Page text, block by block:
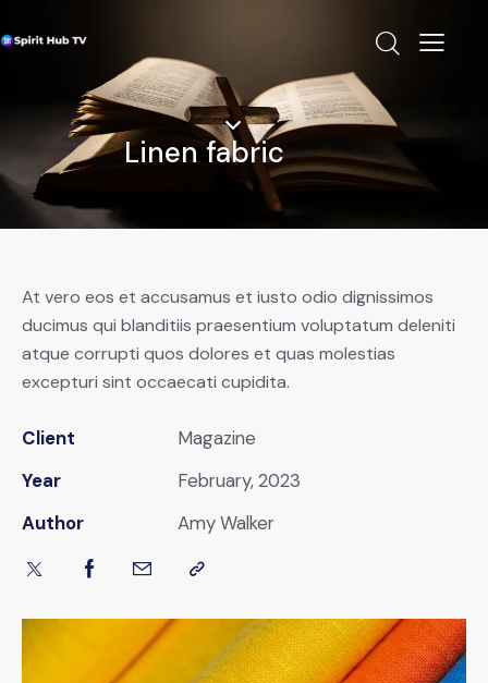
Linen fabric
At vero eos et accusamus et iusto odio dignissimos
ducimus qui blanditiis praesentium voluptatum deleniti
atque corrupti quos dolores et quas molestias
excepturi sint occaecati cupidita.
Client
Magazine
Year
February, 2023
Author
Amy Walker